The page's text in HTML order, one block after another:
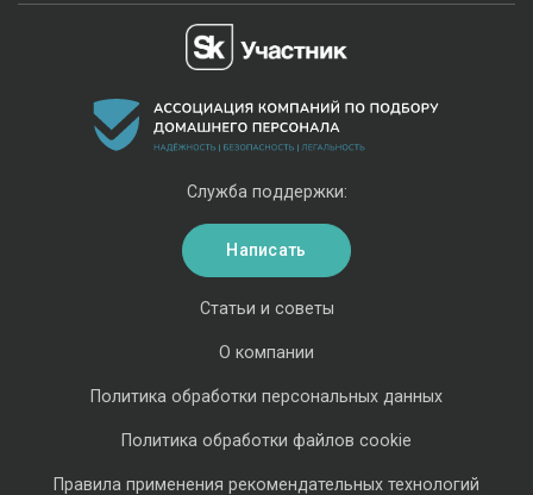
Статьи и советы
О компании
Политика обработки персональных данных
Политика обработки файлов cookie
Правила применения рекомендательных технологий
Служба поддержки:
Написать